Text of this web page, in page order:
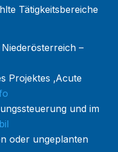
Tätigkeitsbereiche
–
Projektes ‚Acute
und im
oder ungeplanten